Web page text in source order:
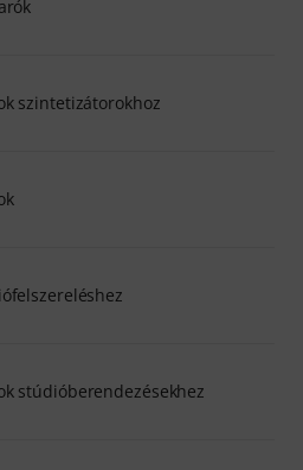
szintetizátorokhoz
stúdióberendezésekhez